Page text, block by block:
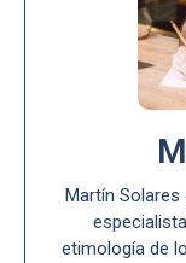
Martín
etimología de